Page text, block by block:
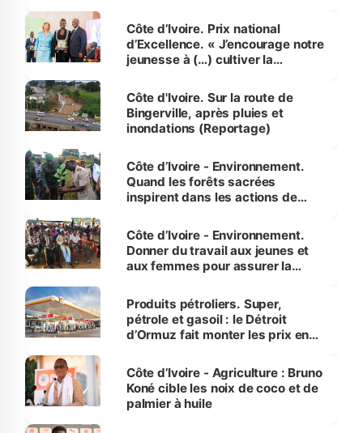
Côte d’Ivoire. Prix national
d’Excellence. « J’encourage notre
jeunesse à (…) cultiver la
(Alassane Ouattara
Côte d'Ivoire. Sur la route de
Bingerville, après pluies et
inondations (Reportage)
Côte d’Ivoire - Environnement.
Quand les forêts sacrées
inspirent dans les actions de
Côte d’Ivoire - Environnement.
Donner du travail aux jeunes et
aux femmes pour assurer la
menacées
Produits pétroliers. Super,
pétrole et gasoil : le Détroit
d’Ormuz fait monter les prix en
Côte d’Ivoire - Agriculture : Bruno
Koné cible les noix de coco et de
palmier à huile